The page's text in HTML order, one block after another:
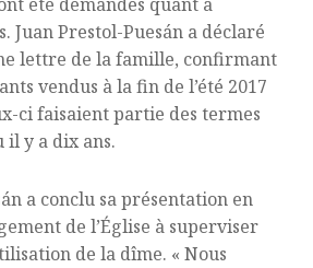
Juan Prestol-Puesán a déclaré
lettre de la famille, confirmant
vendus à la fin de l’été 2017
ci faisaient partie des termes
il y a dix ans.
a conclu sa présentation en
de l’Église à superviser
de la dîme. « Nous